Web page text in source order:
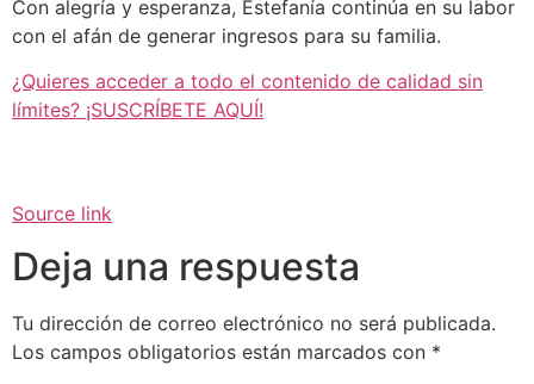
Con alegría y esperanza, Estefanía continúa en su labor
con el afán de generar ingresos para su familia.
¿Quieres acceder a todo el contenido de calidad sin
límites? ¡SUSCRÍBETE AQUÍ!
Source link
Deja una respuesta
Tu dirección de correo electrónico no será publicada.
Los campos obligatorios están marcados con *